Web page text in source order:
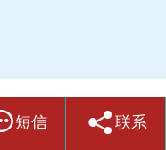
短信  联系